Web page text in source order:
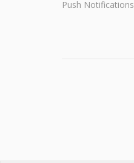
Push Notifications